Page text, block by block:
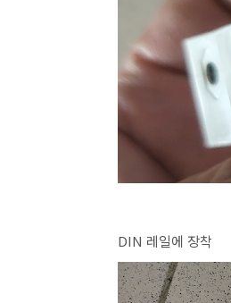
DIN 레일에 장착